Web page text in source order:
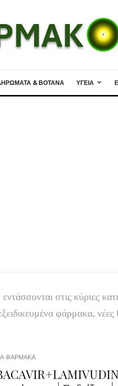
& ΒΟΤΑΝΑ ΥΓΕΙΑ
στις κύριες
φάρμακα, νέες
ΦΑΡΜΑΚΑ